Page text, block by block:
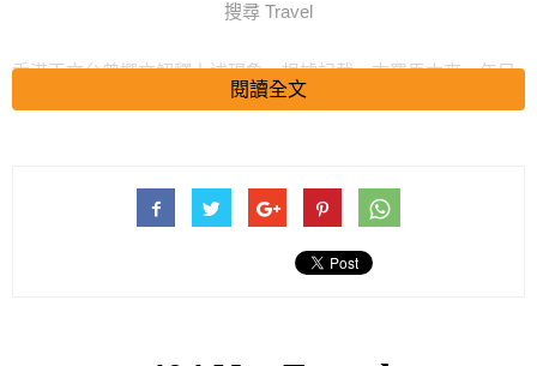
搜尋 Travel
香港天文台曾撰文解釋上述現象，根據記載，古羅馬本來一年只
有十個月，每個月有30或31日，由3月到12月結束（4、6、8、
Pompilius），便提出使用第二個方式計算曆法。
古羅馬人認為，雙數是不吉利的數字，因此國王努瑪決定將日數
閱讀全文